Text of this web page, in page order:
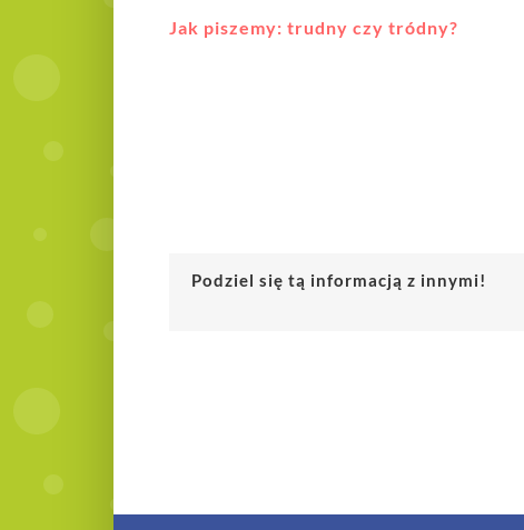
Jak piszemy: trudny czy tródny?
Podziel się tą informacją z innymi!